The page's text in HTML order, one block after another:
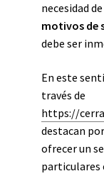
necesidad de
motivos de
debe ser
En este
través de
https://
destacan
ofrecer un
particulares